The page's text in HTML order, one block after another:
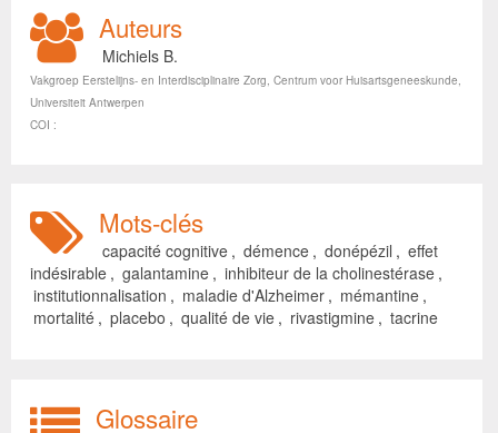
Auteurs
Michiels B.
Vakgroep Eerstelijns- en Interdisciplinaire Zorg, Centrum voor Huisartsgeneeskunde,
Universiteit Antwerpen
COI :
Mots-clés
capacité cognitive , démence , donépézil , effet
indésirable , galantamine , inhibiteur de la cholinestérase ,
institutionnalisation , maladie d'Alzheimer , mémantine ,
mortalité , placebo , qualité de vie , rivastigmine , tacrine
Glossaire